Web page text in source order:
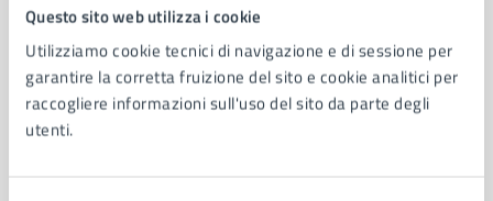
Questo sito web utilizza i cookie
Utilizziamo cookie tecnici di navigazione e di sessione per
garantire la corretta fruizione del sito e cookie analitici per
raccogliere informazioni sull'uso del sito da parte degli
utenti.
Comune di Napoli
AMMINISTRAZIONE
Aree amministrative